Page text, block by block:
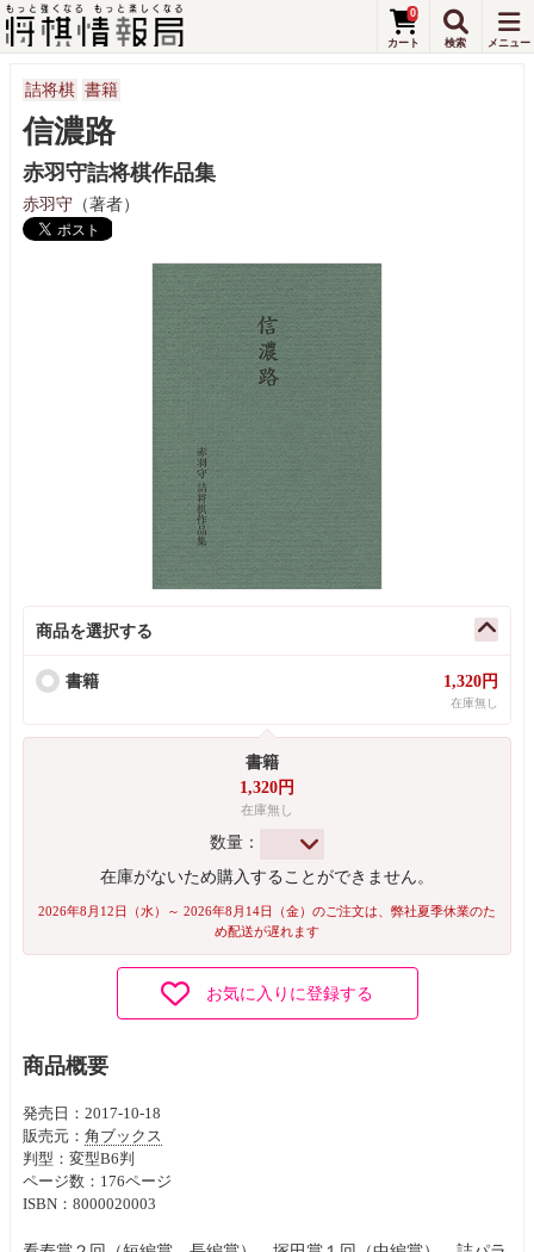
0
詰将棋 書籍
信濃路
赤羽守詰将棋作品集
赤羽守 （著者）
商品を選択する
書籍 1,320円
在庫無し
書籍
1,320円
在庫無し
数量：
在庫がないため購入することができません。
2026年8月12日（水）～ 2026年8月14日（金）のご注文は、弊社夏季休業のた
め配送が遅れます
お気に入りに登録する
商品概要
発売日：2017-10-18
販売元： 角ブックス
判型：変型B6判
ページ数：176ページ
ISBN：8000020003